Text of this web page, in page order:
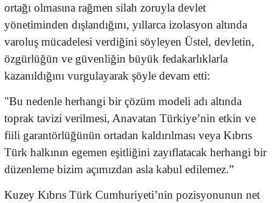
ortağı olmasına rağmen silah zoruyla devlet
yönetiminden dışlandığını, yıllarca izolasyon altında
varoluş mücadelesi verdiğini söyleyen Üstel, devletin,
özgürlüğün ve güvenliğin büyük fedakarlıklarla
kazanıldığını vurgulayarak şöyle devam etti:
"Bu nedenle herhangi bir çözüm modeli adı altında
toprak tavizi verilmesi, Anavatan Türkiye’nin etkin ve
fiili garantörlüğünün ortadan kaldırılması veya Kıbrıs
Türk halkının egemen eşitliğini zayıflatacak herhangi bir
düzenleme bizim açımızdan asla kabul edilemez.”
Kuzey Kıbrıs Türk Cumhuriyeti’nin pozisyonunun net